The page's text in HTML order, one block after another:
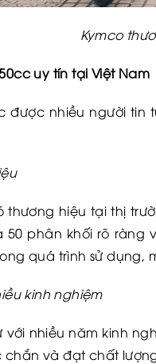
Kymco
uy tín tại Việt Nam
được nhiều người
thương hiệu tại thị
phân khối rõ ràng
quá trình sử
kinh nghiệm
với nhiều năm kinh
và đạt chất